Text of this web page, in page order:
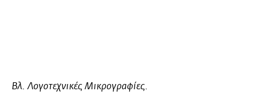
Βλ. Λογοτεχνικές Μικρογραφίες.